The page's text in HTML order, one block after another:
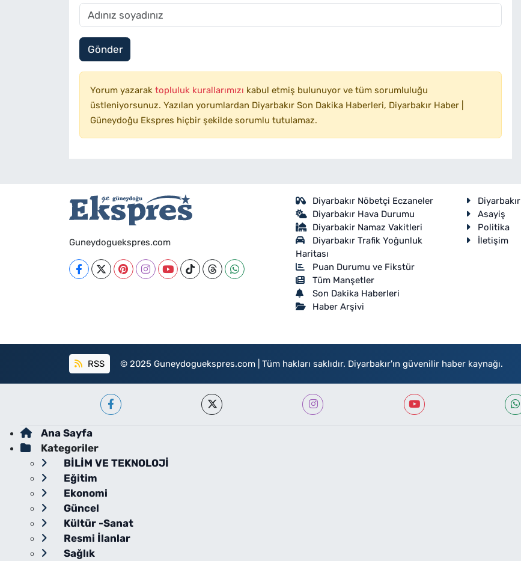
Gönder
Yorum yazarak topluluk kurallarımızı kabul etmiş bulunuyor ve tüm sorumluluğu
üstleniyorsunuz. Yazılan yorumlardan Diyarbakır Son Dakika Haberleri, Diyarbakır Haber |
Güneydoğu Ekspres hiçbir şekilde sorumlu tutulamaz.
Guneydoguekspres.com
Diyarbakır Nöbetçi Eczaneler
Diyarbakır Hava Durumu
Diyarbakir Namaz Vakitleri
Diyarbakır Trafik Yoğunluk
Haritası
Puan Durumu ve Fikstür
Tüm Manşetler
Son Dakika Haberleri
Haber Arşivi
Diyarbakır
Asayiş
Politika
İletişim
RSS © 2025 Guneydoguekspres.com | Tüm hakları saklıdır. Diyarbakır'ın güvenilir haber kaynağı.
Ana Sayfa
Kategoriler
BİLİM VE TEKNOLOJİ
Eğitim
Ekonomi
Güncel
Kültür -Sanat
Resmi İlanlar
Sağlık